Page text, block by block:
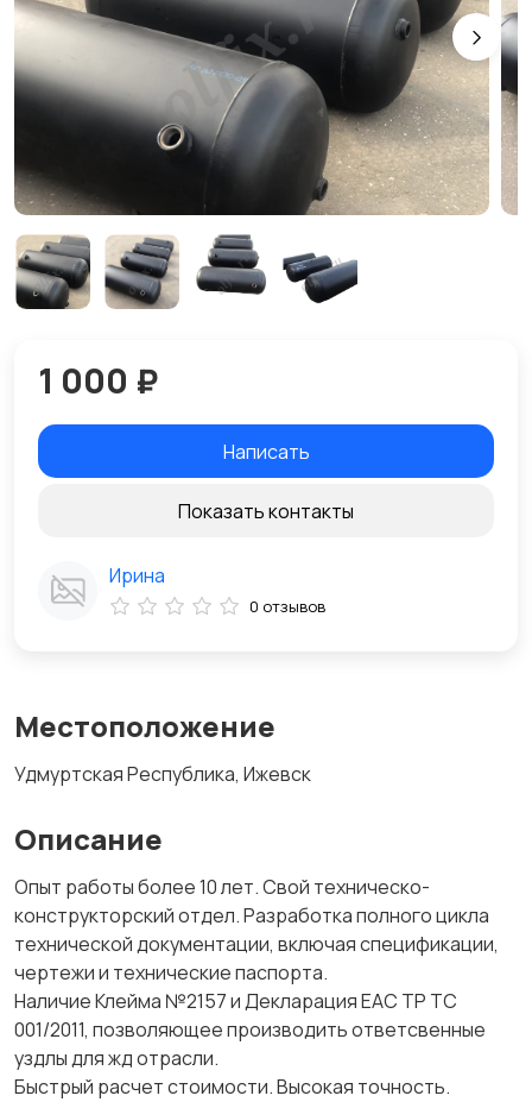
Местоположение
Удмуртская Республика, Ижевск
Описание
Опыт работы более 10 лет. Свой техническо-
конструкторский отдел. Разработка полного цикла
технической документации, включая спецификации,
чертежи и технические паспорта.
Наличие Клейма №2157 и Декларация EAC ТР ТС
001/2011, позволяющее производить ответсвенные
уздлы для жд отрасли.
Быстрый расчет стоимости. Высокая точность.
1 000 ₽
Написать
Показать контакты
Ирина
0 отзывов